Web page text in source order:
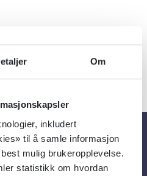
Om
inkludert
til å samle informasjon
mulig brukeropplevelse.
statistikk om hvordan
46 49